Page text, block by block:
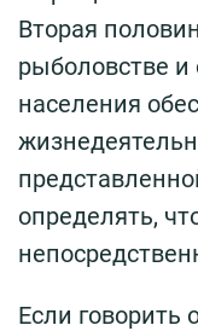
Вторая
рыболовстве
населения
определять,
Если говорить